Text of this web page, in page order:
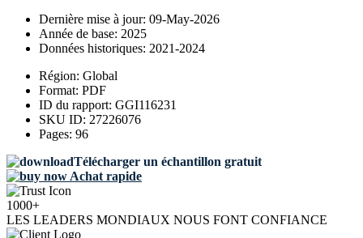
Dernière mise à jour: 09-May-2026
Année de base: 2025
Données historiques: 2021-2024
Région: Global
Format: PDF
ID du rapport: GGI116231
SKU ID: 27226076
Pages: 96
Télécharger un échantillon gratuit
Achat rapide
1000+
LES LEADERS MONDIAUX NOUS FONT CONFIANCE